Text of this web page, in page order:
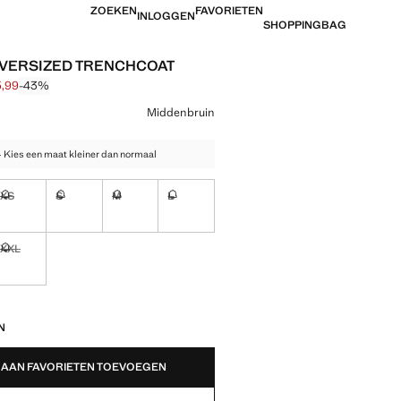
ZOEKENINLOGGENFAVORIETEN
SHOPPINGBAG
TRENCHCOAT
prijs doorgehaald [€ 79,99 ]
45,99 ]
-43%
Middenbruin
een maat kleiner dan normaal
XS S M L
XXL
AAN FAVORIETEN TOEVOEGEN